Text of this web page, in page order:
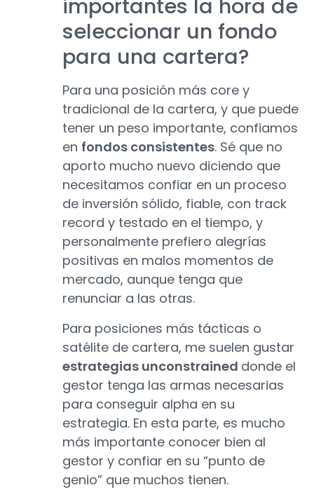
importantes la hora de
seleccionar un fondo
para una cartera?
Para una posición más core y
tradicional de la cartera, y que puede
tener un peso importante, confiamos
en fondos consistentes. Sé que no
aporto mucho nuevo diciendo que
necesitamos confiar en un proceso
de inversión sólido, fiable, con track
record y testado en el tiempo, y
personalmente prefiero alegrías
positivas en malos momentos de
mercado, aunque tenga que
renunciar a las otras.
Para posiciones más tácticas o
satélite de cartera, me suelen gustar
estrategias unconstrained donde el
gestor tenga las armas necesarias
para conseguir alpha en su
estrategia. En esta parte, es mucho
más importante conocer bien al
gestor y confiar en su “punto de
genio” que muchos tienen.